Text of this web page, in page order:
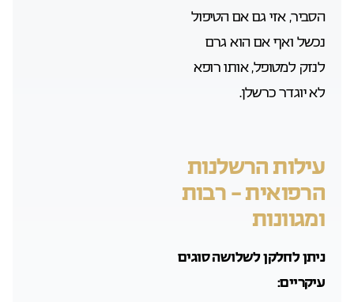
הסביר, אזי גם אם הטיפול
נכשל ואף אם הוא גרם
לנזק למטופל, אותו רופא
לא יוגדר כרשלן.
עילות הרשלנות
הרפואית – רבות
ומגוונות
ניתן לחלקן לשלושה סוגים
עיקריים: